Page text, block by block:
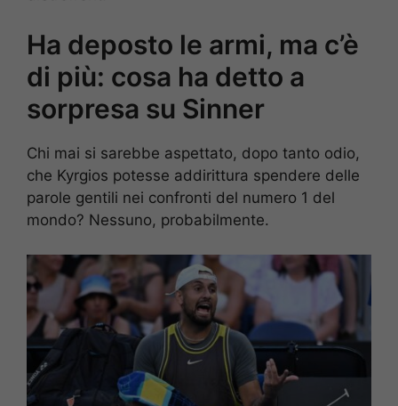
Ha deposto le armi, ma c’è
di più: cosa ha detto a
sorpresa su Sinner
Chi mai si sarebbe aspettato, dopo tanto odio,
che Kyrgios potesse addirittura spendere delle
parole gentili nei confronti del numero 1 del
mondo? Nessuno, probabilmente.